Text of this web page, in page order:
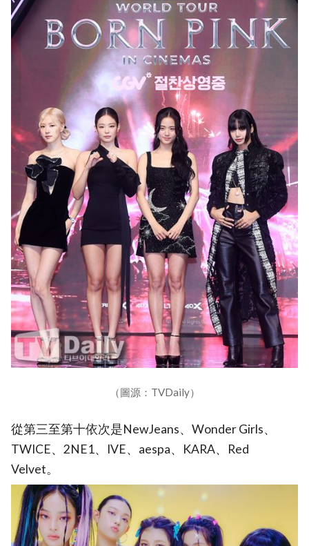
（圖源：TVDaily）
從第三至第十依次是NewJeans、Wonder Girls、
TWICE、2NE1、IVE、aespa、KARA、Red
Velvet。